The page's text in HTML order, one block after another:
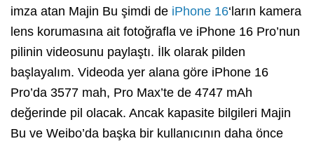
imza atan Majin Bu şimdi de iPhone 16‘ların kamera
lens korumasına ait fotoğrafla ve iPhone 16 Pro’nun
pilinin videosunu paylaştı. İlk olarak pilden
başlayalım. Videoda yer alana göre iPhone 16
Pro’da 3577 mah, Pro Max’te de 4747 mAh
değerinde pil olacak. Ancak kapasite bilgileri Majin
Bu ve Weibo’da başka bir kullanıcının daha önce